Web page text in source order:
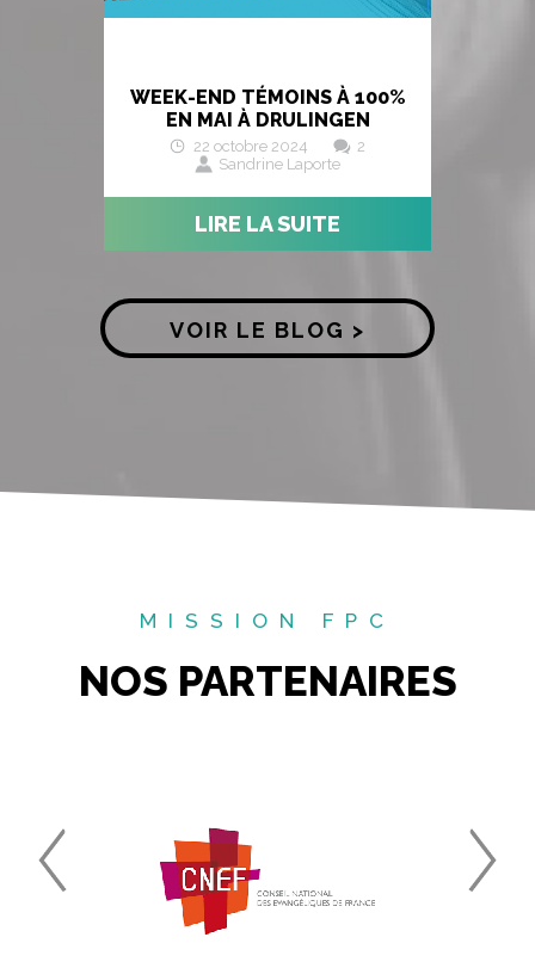
WEEK-END TÉMOINS À 100%
EN MAI À DRULINGEN
22 octobre 2024
2
Sandrine Laporte
LIRE LA SUITE
VOIR LE BLOG >
MISSION FPC
NOS PARTENAIRES